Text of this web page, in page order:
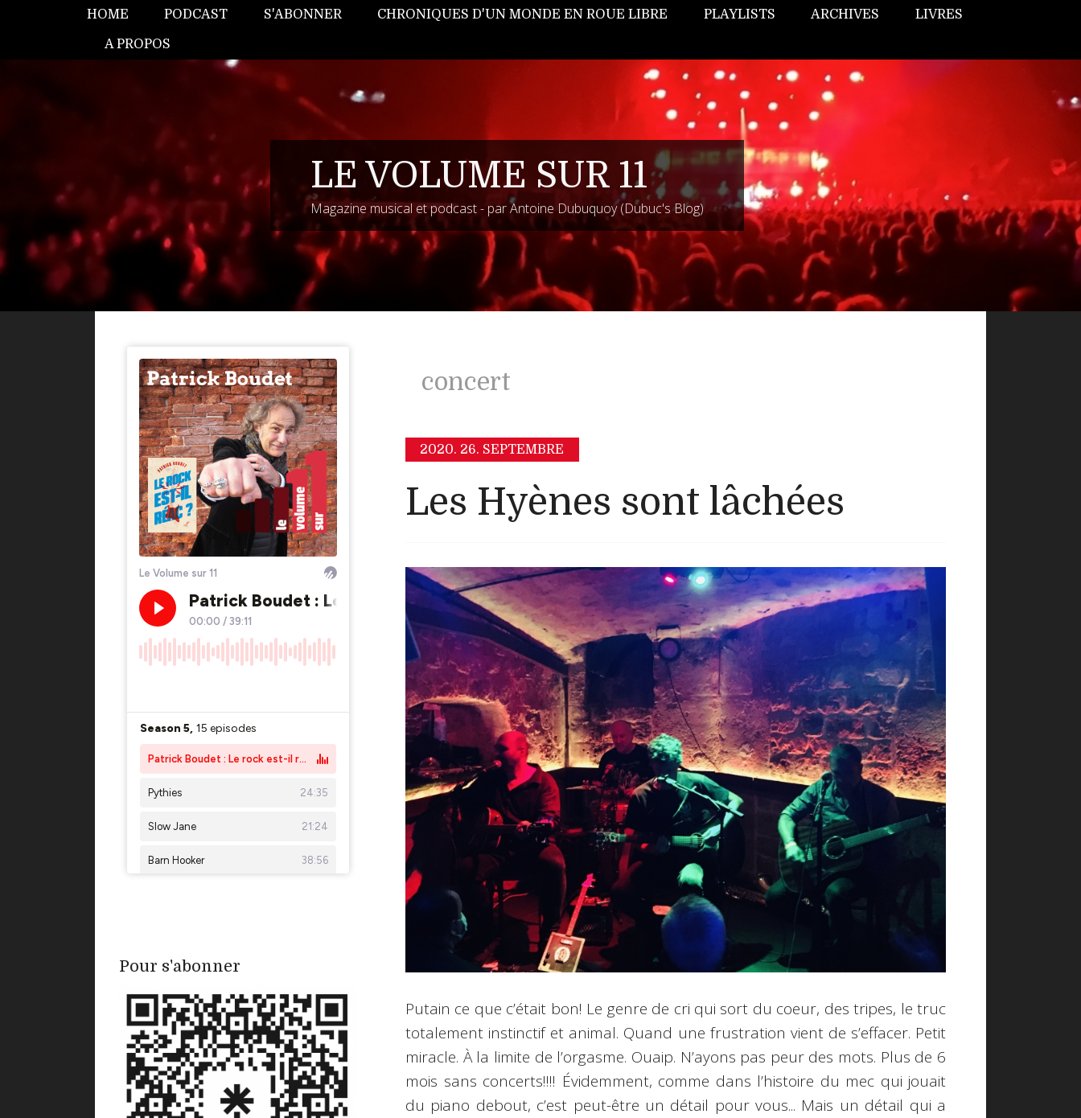
HOME PODCAST S'ABONNER CHRONIQUES D'UN MONDE EN ROUE LIBRE PLAYLISTS ARCHIVES LIVRES
A PROPOS
LE VOLUME SUR 11
Magazine musical et podcast - par Antoine Dubuquoy (Dubuc's Blog)
Pour s'abonner
concert
2020. 26. SEPTEMBRE
Les Hyènes sont lâchées
Putain ce que c’était bon! Le genre de cri qui sort du coeur, des tripes, le truc
totalement instinctif et animal. Quand une frustration vient de s’effacer. Petit
miracle. À la limite de l’orgasme. Ouaip. N’ayons pas peur des mots. Plus de 6
mois sans concerts!!!! Évidemment, comme dans l’histoire du mec qui jouait
du piano debout, c’est peut-être un détail pour vous... Mais un détail qui a